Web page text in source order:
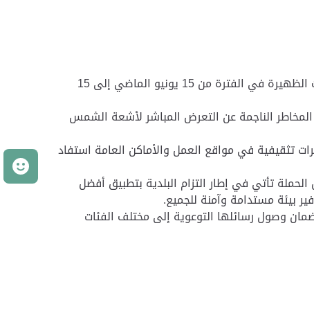
اختتمت بلدية مدينة العين حملة "السلامة في الحر" التي أطلقتها خلال فصل الصيف بالتزامن مع تطبيق حظر العمل وقت الظهيرة في الفترة من 15 يونيو الماضي إلى 15
الناجمة عن التعرض المباشر لأشعة الشمس
تثقيفية في مواقع العمل والأماكن العامة استفاد
تأتي في إطار التزام البلدية بتطبيق أفضل
بيئة مستدامة وآمنة للجميع.
وصول رسائلها التوعوية إلى مختلف الفئات